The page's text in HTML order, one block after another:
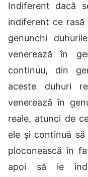
Indiferent dacă
indiferent ce rasă
genunchi
venerează în
continuu, din
aceste duhuri
venerează în
reale, atunci de
ele și continuă
ploconească în
apoi să le